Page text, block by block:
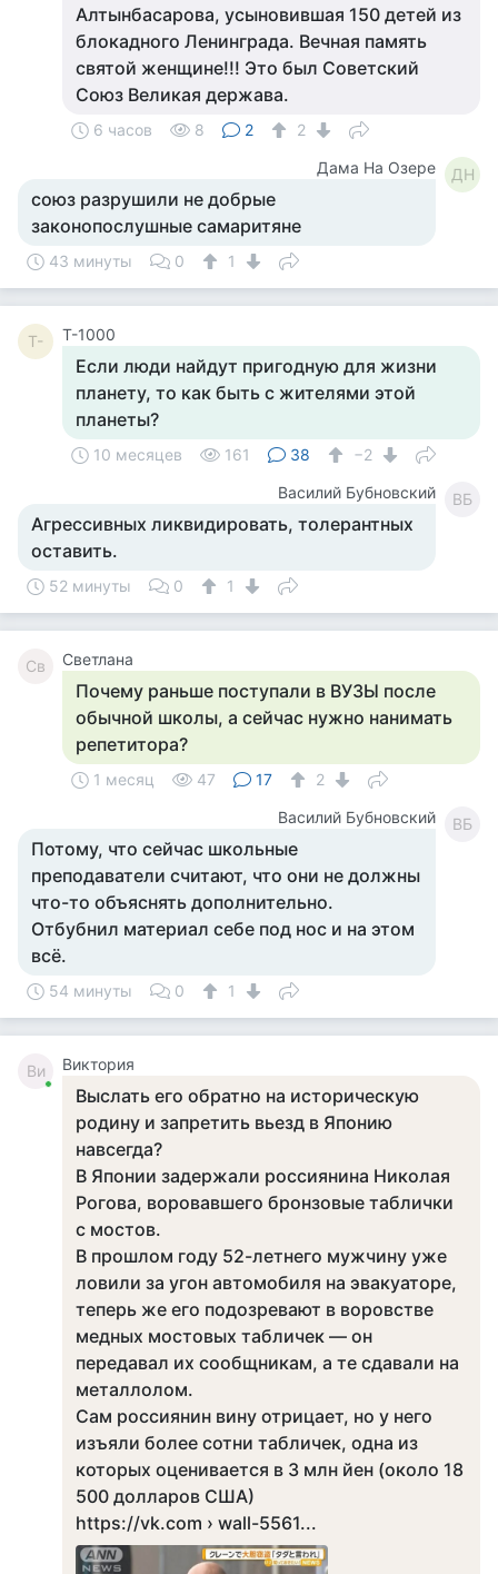
Алтынбасарова, усыновившая 150 детей из
блокадного Ленинграда. Вечная память
святой женщине!!! Это был Советский
Союз Великая держава.
6 часов 8 2 2
ДН
Дама На Озере
союз разрушили не добрые
законопослушные самаритяне
43 минуты 0 1
Т- Т-1000
Если люди найдут пригодную для жизни
планету, то как быть с жителями этой
планеты?
10 месяцев 161 38 −2
ВБ
Василий Бубновский
Агрессивных ликвидировать, толерантных
оставить.
52 минуты 0 1
Св Светлана
Почему раньше поступали в ВУЗЫ после
обычной школы, а сейчас нужно нанимать
репетитора?
1 месяц 47 17 2
ВБ
Василий Бубновский
Потому, что сейчас школьные
преподаватели считают, что они не должны
что-то объяснять дополнительно.
Отбубнил материал себе под нос и на этом
всё.
54 минуты 0 1
Ви Виктория
Выслать его обратно на историческую
родину и запретить вьезд в Японию
навсегда?
В Японии задержали россиянина Николая
Рогова, воровавшего бронзовые таблички
с мостов.
В прошлом году 52-летнего мужчину уже
ловили за угон автомобиля на эвакуаторе,
теперь же его подозревают в воровстве
медных мостовых табличек — он
передавал их сообщникам, а те сдавали на
металлолом.
Сам россиянин вину отрицает, но у него
изъяли более сотни табличек, одна из
которых оценивается в 3 млн йен (около 18
500 долларов США)
https://vk.com › wall-5561...